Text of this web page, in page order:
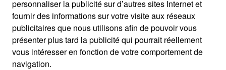
personnaliser la publicité sur d’autres sites Internet et
fournir des informations sur votre visite aux réseaux
publicitaires que nous utilisons afin de pouvoir vous
présenter plus tard la publicité qui pourrait réellement
vous intéresser en fonction de votre comportement de
navigation.